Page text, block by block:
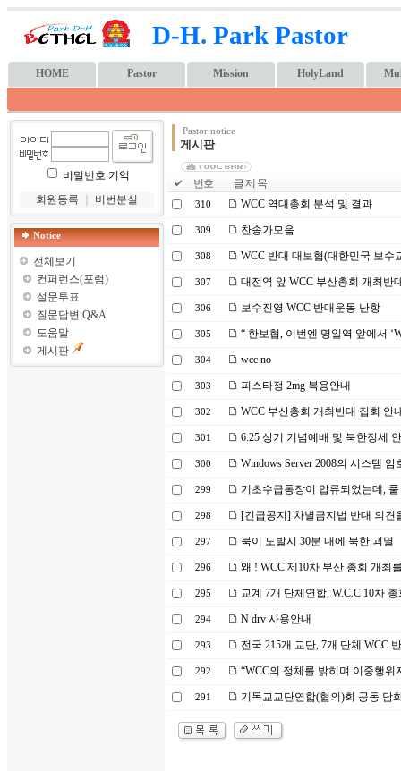
D-H. Park Pastor
HOME Pastor Mission HolyLand
비밀번호 기억
회원등록
비번분실
Notice
전체보기
컨퍼런스(포럼)
설문투표
질문답변 Q&A
도움말
게시판
Pastor notice
게시판
번호 글 제 목
310 WCC 역대총회 분석 및 결과
309 찬송가모음
308 WCC 반대 대보협(대한민국 보수
307 대전역 앞 WCC 부산총회 개최반
306 보수진영 WCC 반대운동 난항
305 “ 한보협, 이번엔 명일역 앞에서
304 wcc no
303 피스타정 2mg 복용안내
302 WCC 부산총회 개최반대 집회 안
301 6.25 상기 기념예배 및 북한정세
300 Windows Server 2008의 시스템 암
299 기초수급통장이 압류되었는데,
298 [긴급공지] 차별금지법 반대 의견
297 북이 도발시 30분 내에 북한 괴멸
296 왜 ! WCC 제10차 부산 총회 개최
295 교계 7개 단체연합, W.C.C 10차
294 N drv 사용안내
293 전국 215개 교단, 7개 단체 WCC
292 “WCC의 정체를 밝히며 이중행위
291 기독교교단연합(협의)회 공동 담